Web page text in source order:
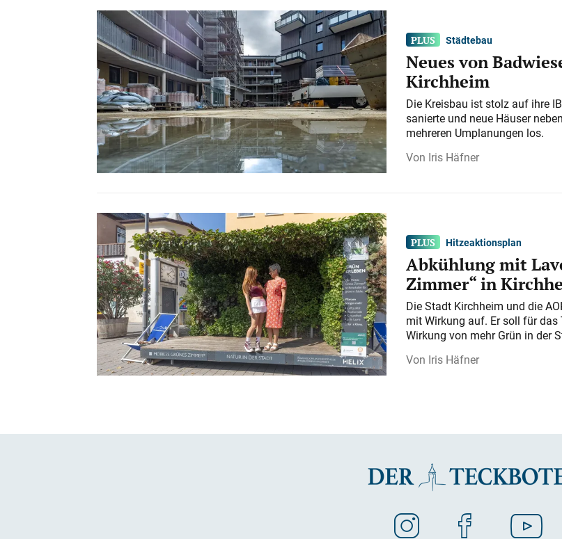
Städtebau
Neues von
Kirchheim
Die Kreisbau ist stolz auf ihre
sanierte und neue Häuser
mehreren Umplanungen los.
Iris Häfner
Hitzeaktionsplan
Abkühlung mit
Zimmer“ in
Die Stadt Kirchheim und die
mit Wirkung auf. Er soll für
Wirkung von mehr Grün in der
Iris Häfner